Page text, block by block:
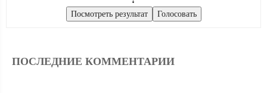
ПОСЛЕДНИЕ КОММЕНТАРИИ